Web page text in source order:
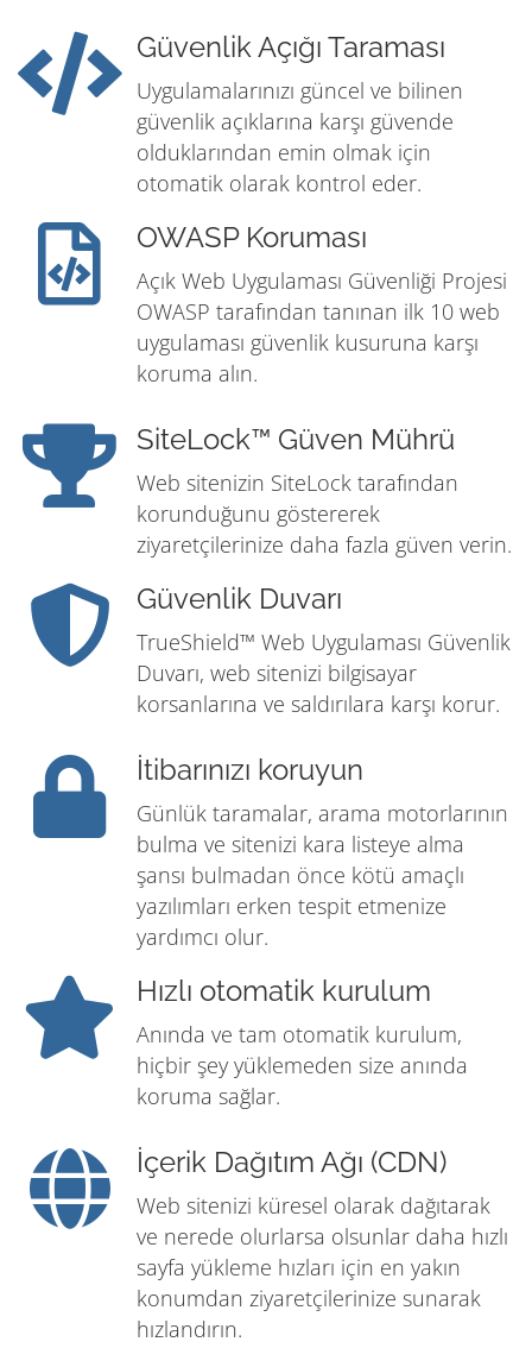
Güvenlik Açığı Taraması
Uygulamalarınızı güncel ve bilinen
güvenlik açıklarına karşı güvende
olduklarından emin olmak için
otomatik olarak kontrol eder.
OWASP Koruması
Açık Web Uygulaması Güvenliği Projesi
OWASP tarafından tanınan ilk 10 web
uygulaması güvenlik kusuruna karşı
koruma alın.
SiteLock™ Güven Mührü
Web sitenizin SiteLock tarafından
korunduğunu göstererek
ziyaretçilerinize daha fazla güven verin.
Güvenlik Duvarı
TrueShield™ Web Uygulaması Güvenlik
Duvarı, web sitenizi bilgisayar
korsanlarına ve saldırılara karşı korur.
İtibarınızı koruyun
Günlük taramalar, arama motorlarının
bulma ve sitenizi kara listeye alma
şansı bulmadan önce kötü amaçlı
yazılımları erken tespit etmenize
yardımcı olur.
Hızlı otomatik kurulum
Anında ve tam otomatik kurulum,
hiçbir şey yüklemeden size anında
koruma sağlar.
İçerik Dağıtım Ağı (CDN)
Web sitenizi küresel olarak dağıtarak
ve nerede olurlarsa olsunlar daha hızlı
sayfa yükleme hızları için en yakın
konumdan ziyaretçilerinize sunarak
hızlandırın.